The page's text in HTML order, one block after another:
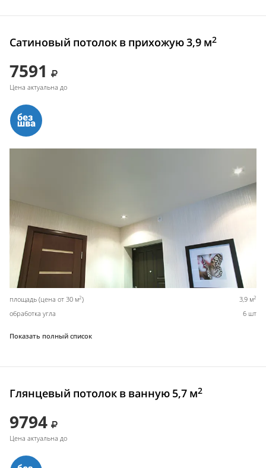
Сатиновый потолок в прихожую 3,9 м2
7591
Цена актуальна до
площадь (цена от 30 м2) 3,9 м2
обработка угла 6 шт
Показать полный список
Глянцевый потолок в ванную 5,7 м2
9794
Цена актуальна до